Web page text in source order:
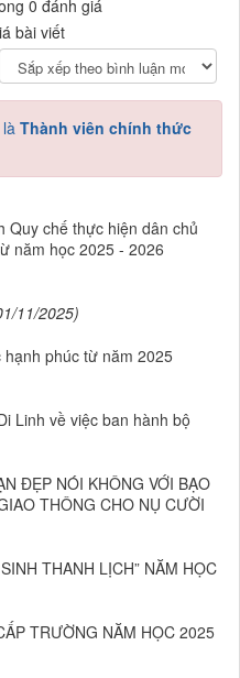
0 đánh giá
bài viết
Thành viên chính thức
Quy chế thực hiện dân chủ
năm học 2025 - 2026
11/2025)
phúc từ năm 2025
Linh về việc ban hành bộ
ĐẸP NÓI KHÔNG VỚI BẠO
THÔNG CHO NỤ CƯỜI
THANH LỊCH” NĂM HỌC
TRƯỜNG NĂM HỌC 2025